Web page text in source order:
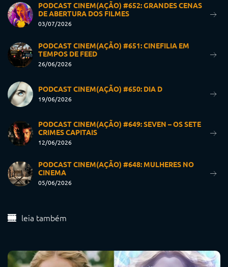
PODCAST CINEM(AÇÃO) #652: GRANDES CENAS
DE ABERTURA DOS FILMES
03/07/2026
PODCAST CINEM(AÇÃO) #651: CINEFILIA EM
TEMPOS DE FEED
26/06/2026
PODCAST CINEM(AÇÃO) #650: DIA D
19/06/2026
PODCAST CINEM(AÇÃO) #649: SEVEN – OS SETE
CRIMES CAPITAIS
12/06/2026
PODCAST CINEM(AÇÃO) #648: MULHERES NO
CINEMA
05/06/2026
leia também